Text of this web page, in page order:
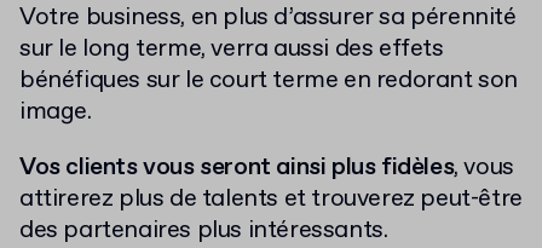
Votre business, en plus d’assurer sa pérennité
sur le long terme, verra aussi des effets
bénéfiques sur le court terme en redorant son
image.
Vos clients vous seront ainsi plus fidèles, vous
attirerez plus de talents et trouverez peut-être
des partenaires plus intéressants.